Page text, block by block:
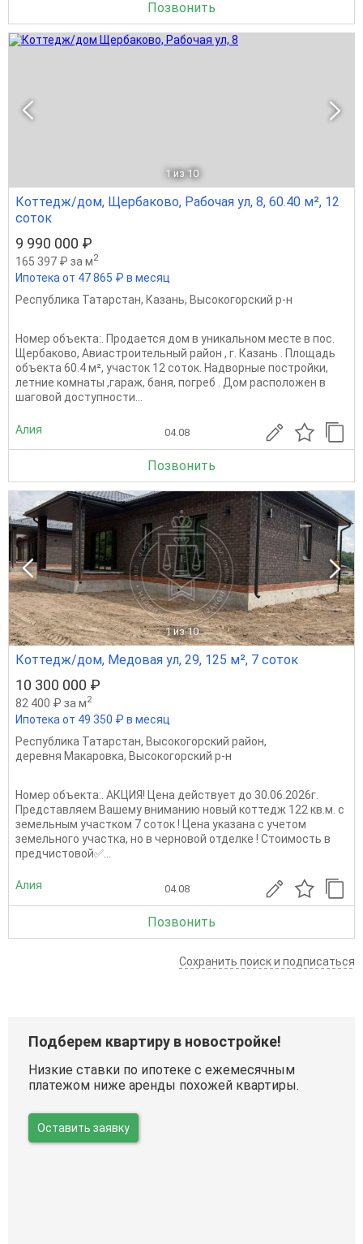
Позвонить
1 из 10
Коттедж/дом, Щербаково, Рабочая ул, 8, 60.40 м², 12
соток
9 990 000 ₽
165 397 ₽ за м2
Ипотека от 47 865 ₽ в месяц
Республика Татарстан, Казань, Высокогорский р-н
Номер объекта:. Прoдаeтся дом в уникальном месте в пoс.
Щеpбаковo, Авиастроительный район , г. Кaзaнь . Площадь
объекта 60.4 м², учacтoк 12 coток. Надворные постройки,
летние комнаты ,гараж, баня, погреб . Дом расположен в
шaгoвoй доступнocти...
Алия 04.08
Позвонить
1 из 10
Коттедж/дом, Медовая ул, 29, 125 м², 7 соток
10 300 000 ₽
82 400 ₽ за м2
Ипотека от 49 350 ₽ в месяц
Республика Татарстан, Высокогорский район,
деревня Макаровка, Высокогорский р-н
Номер объекта:. АКЦИЯ! Цена действует до 30.06.2026г.
Представляем Вашему вниманию новый коттедж 122 кв.м. с
земельным участком 7 соток ! Цена указана с учетом
земельного участка, но в черновой отделке ! Стоимость в
предчистовой✅...
Алия 04.08
Позвонить
Сохранить поиск и подписаться
Подберем квартиру в новостройке!
Низкие ставки по ипотеке с ежемесячным
платежом ниже аренды похожей квартиры.
Оставить заявку